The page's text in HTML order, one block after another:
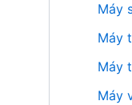
Máy
Máy
Máy
Máy